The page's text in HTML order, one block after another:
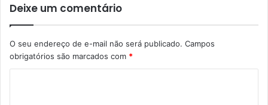
Deixe um comentário
O seu endereço de e-mail não será publicado. Campos
obrigatórios são marcados com *